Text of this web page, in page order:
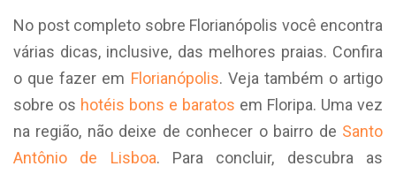
No post completo sobre Florianópolis você encontra
várias dicas, inclusive, das melhores praias. Confira
o que fazer em Florianópolis. Veja também o artigo
sobre os hotéis bons e baratos em Floripa. Uma vez
na região, não deixe de conhecer o bairro de Santo
Antônio de Lisboa. Para concluir, descubra as